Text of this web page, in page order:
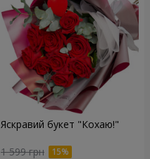
Яскравий букет "Кохаю!"
1 599 грн